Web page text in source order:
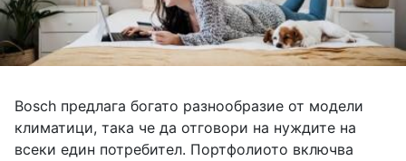
Bosch предлага богато разнообразие от модели
климатици, така че да отговори на нуждите на
всеки един потребител. Портфолиото включва